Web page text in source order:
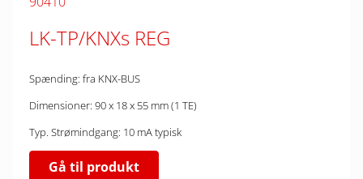
LK-TP/KNXs REG
Spænding: fra KNX-BUS
Dimensioner: 90 x 18 x 55 mm (1 TE)
Typ. Strømindgang: 10 mA typisk
Gå til produkt